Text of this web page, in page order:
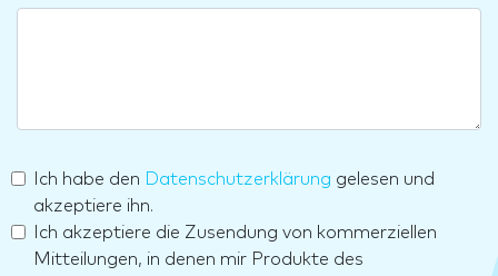
Ich habe den Datenschutzerklärung gelesen und
akzeptiere ihn.
Ich akzeptiere die Zusendung von kommerziellen
Mitteilungen, in denen mir Produkte des